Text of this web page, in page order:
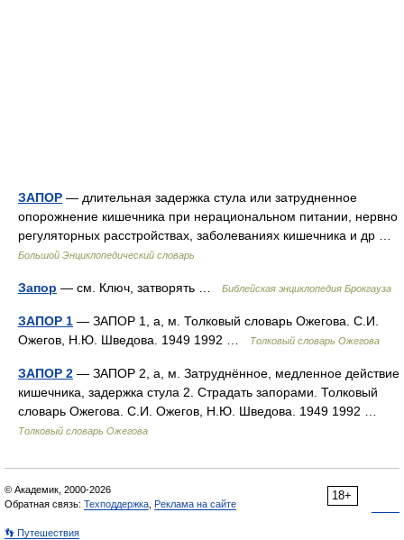
ЗАПОР — длительная задержка стула или затрудненное
опорожнение кишечника при нерациональном питании, нервно
регуляторных расстройствах, заболеваниях кишечника и др …
Большой Энциклопедический словарь
Запор — см. Ключ, затворять … Библейская энциклопедия Брокгауза
ЗАПОР 1 — ЗАПОР 1, а, м. Толковый словарь Ожегова. С.И.
Ожегов, Н.Ю. Шведова. 1949 1992 …
Толковый словарь Ожегова
ЗАПОР 2 — ЗАПОР 2, а, м. Затруднённое, медленное действие
кишечника, задержка стула 2. Страдать запорами. Толковый
словарь Ожегова. С.И. Ожегов, Н.Ю. Шведова. 1949 1992 …
Толковый словарь Ожегова
18+
© Академик, 2000-2026
Обратная связь: Техподдержка Реклама на сайте
👣 Путешествия